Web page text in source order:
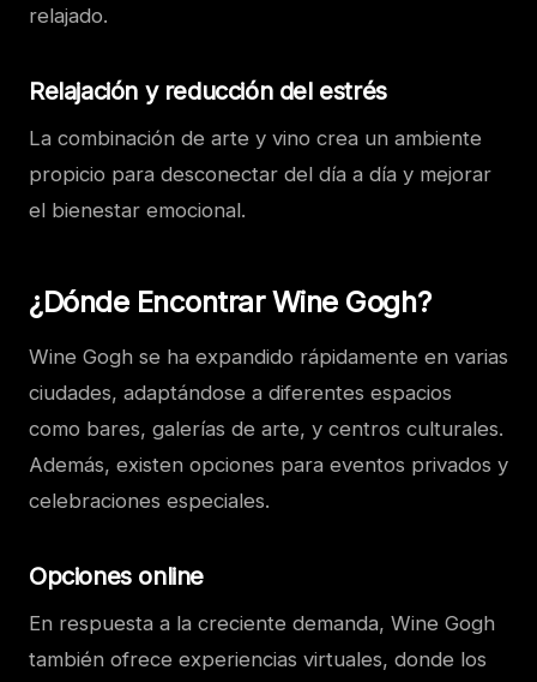
relajado.
Relajación y reducción del estrés
La combinación de arte y vino crea un ambiente
propicio para desconectar del día a día y mejorar
el bienestar emocional.
¿Dónde Encontrar Wine Gogh?
Wine Gogh se ha expandido rápidamente en varias
ciudades, adaptándose a diferentes espacios
como bares, galerías de arte, y centros culturales.
Además, existen opciones para eventos privados y
celebraciones especiales.
Opciones online
En respuesta a la creciente demanda, Wine Gogh
también ofrece experiencias virtuales, donde los